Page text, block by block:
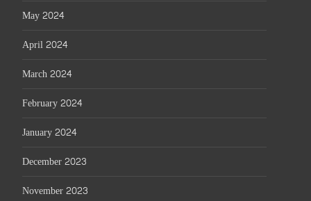
May 2024
April 2024
March 2024
February 2024
January 2024
December 2023
November 2023